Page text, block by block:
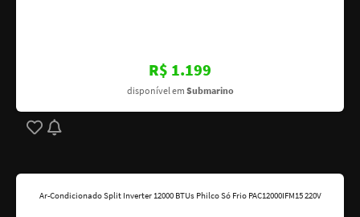
R$ 1.199
disponível em Submarino
Ar-Condicionado Split Inverter 12000 BTUs Philco Só Frio PAC12000IFM15 220V